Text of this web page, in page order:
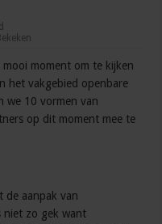
moment om te kijken
het vakgebied openbare
we 10 vormen van
op dit moment mee te
de aanpak van
niet zo gek want